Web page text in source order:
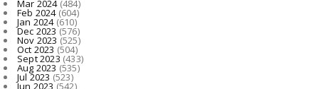
Mar 2024(484)
Feb 2024(604)
Jan 2024(610)
Dec 2023(576)
Nov 2023 (525)
Oct 2023 (504)
Sept 2023 (433)
Aug 2023 (535)
Jul 2023 (523)
Jun 2023(542)